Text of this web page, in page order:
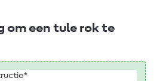
om een tule rok te